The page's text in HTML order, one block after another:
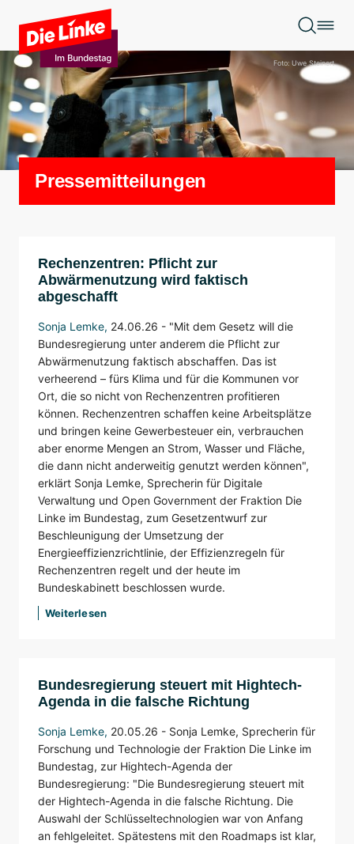
Zum Hauptinhalt springen
Foto: Uwe Steinert
Pressemitteilungen
Rechenzentren: Pflicht zur
Abwärmenutzung wird faktisch
abgeschafft
Sonja Lemke, 24.06.26 - "Mit dem Gesetz will die
Bundesregierung unter anderem die Pflicht zur
Abwärmenutzung faktisch abschaffen. Das ist
verheerend – fürs Klima und für die Kommunen vor
Ort, die so nicht von Rechenzentren profitieren
können. Rechenzentren schaffen keine Arbeitsplätze
und bringen keine Gewerbesteuer ein, verbrauchen
aber enorme Mengen an Strom, Wasser und Fläche,
die dann nicht anderweitig genutzt werden können",
erklärt Sonja Lemke, Sprecherin für Digitale
Verwaltung und Open Government der Fraktion Die
Linke im Bundestag, zum Gesetzentwurf zur
Beschleunigung der Umsetzung der
Energieeffizienzrichtlinie, der Effizienzregeln für
Rechenzentren regelt und der heute im
Bundeskabinett beschlossen wurde.
Weiterlesen
Bundesregierung steuert mit Hightech-
Agenda in die falsche Richtung
Sonja Lemke, 20.05.26 - Sonja Lemke, Sprecherin für
Forschung und Technologie der Fraktion Die Linke im
Bundestag, zur Hightech-Agenda der
Bundesregierung: "Die Bundesregierung steuert mit
der Hightech-Agenda in die falsche Richtung. Die
Auswahl der Schlüsseltechnologien war von Anfang
an fehlgeleitet. Spätestens mit den Roadmaps ist klar,